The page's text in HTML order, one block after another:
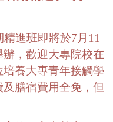
進班即將於7月11
，歡迎大專院校在
養大專青年接觸學
膳宿費用全免，但